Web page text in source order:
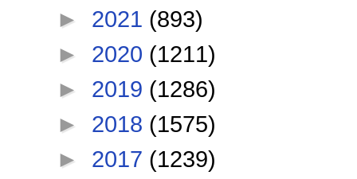
► 2021 (893)
► 2020 (1211)
► 2019 (1286)
► 2018 (1575)
► 2017 (1239)